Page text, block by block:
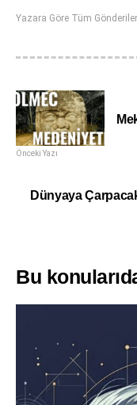
Yazara Göre Tüm
Önceki Yazı
Dünyaya
Bu